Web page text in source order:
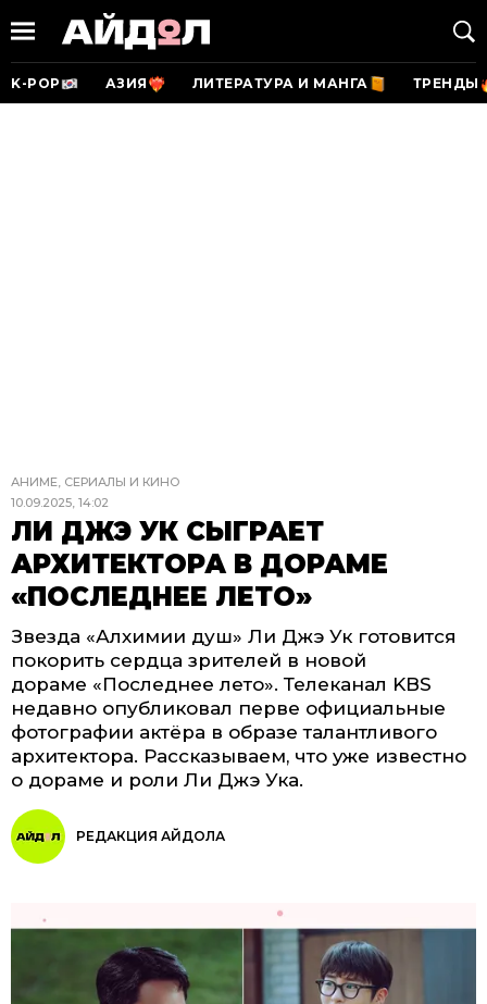
K-POP АЗИЯ ЛИТЕРАТУРА И МАНГА ТРЕНДЫ
АНИМЕ, СЕРИАЛЫ И КИНО
10.09.2025, 14:02
ЛИ ДЖЭ УК СЫГРАЕТ
АРХИТЕКТОРА В ДОРАМЕ
«ПОСЛЕДНЕЕ ЛЕТО»
Звезда «Алхимии душ» Ли Джэ Ук готовится
покорить сердца зрителей в новой
дораме «Последнее лето». Телеканал KBS
недавно опубликовал перве официальные
фотографии актёра в образе талантливого
архитектора. Рассказываем, что уже известно
о дораме и роли Ли Джэ Ука.
РЕДАКЦИЯ АЙДОЛА